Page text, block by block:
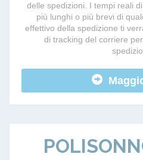
delle spedizioni. I tempi reali
più lunghi o più brevi di
effettivo della spedizione ti
di tracking del corriere